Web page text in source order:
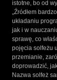
istotne, bo od
„Źródłem
układaniu
jak i w
sprawę, co
pojęcia solfeżu
przemianie,
doprowadzić,
Nazwa solfeż